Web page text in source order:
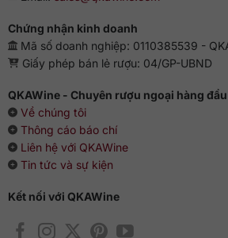
cân bằng ngọt ngào thật quá tuyệt.
cùng đồ ăn nhẹ hoặc thêm chút đá viên
càng thêm sảng khoái.
Chứng nhận kinh doanh
Mã số doanh nghiệp: 0110385539 -
Giấy phép bán lẻ rượu: 04/GP-UBND
QKAWine - Chuyên rượu ngoại hàng
Về chúng tôi
Thông cáo báo chí
Liên hệ với QKAWine
Tin tức và sự kiện
Kết nối với QKAWine